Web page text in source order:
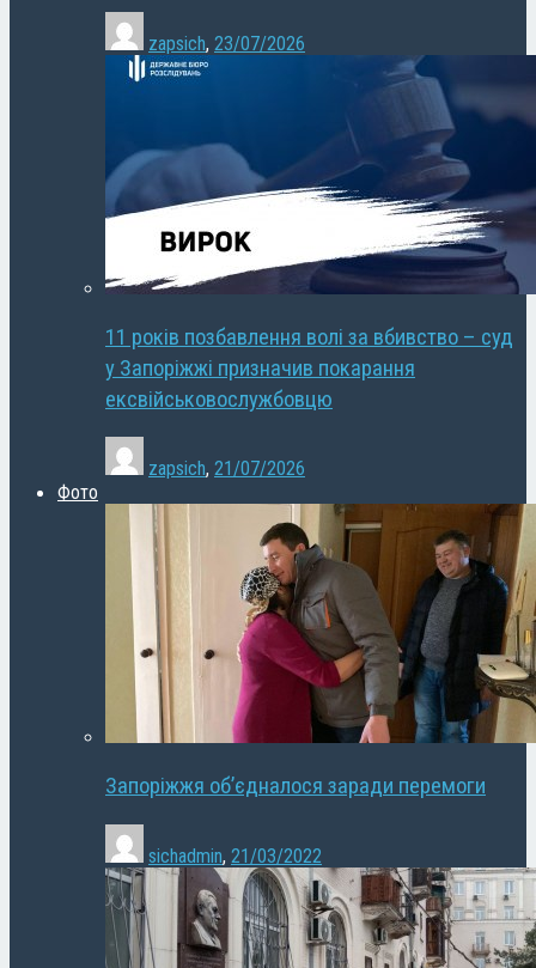
zapsich, 23/07/2026
11 років позбавлення волі за вбивство – суд
у Запоріжжі призначив покарання
ексвійськовослужбовцю
zapsich, 21/07/2026
Фото
Запоріжжя об’єдналося заради перемоги
sichadmin, 21/03/2022